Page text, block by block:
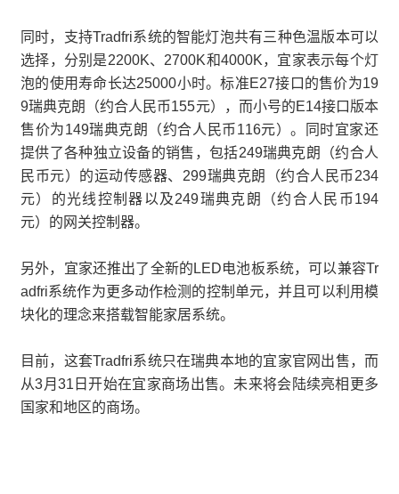
同时，支持Tradfri系统的智能灯泡共有三种色温版本可以
选择，分别是2200K、2700K和4000K，宜家表示每个灯
泡的使用寿命长达25000小时。标准E27接口的售价为19
9瑞典克朗（约合人民币155元），而小号的E14接口版本
售价为149瑞典克朗（约合人民币116元）。同时宜家还
提供了各种独立设备的销售，包括249瑞典克朗（约合人
民币元）的运动传感器、299瑞典克朗（约合人民币234
元）的光线控制器以及249瑞典克朗（约合人民币194
元）的网关控制器。
另外，宜家还推出了全新的LED电池板系统，可以兼容Tr
adfri系统作为更多动作检测的控制单元，并且可以利用模
块化的理念来搭载智能家居系统。
目前，这套Tradfri系统只在瑞典本地的宜家官网出售，而
从3月31日开始在宜家商场出售。未来将会陆续亮相更多
国家和地区的商场。